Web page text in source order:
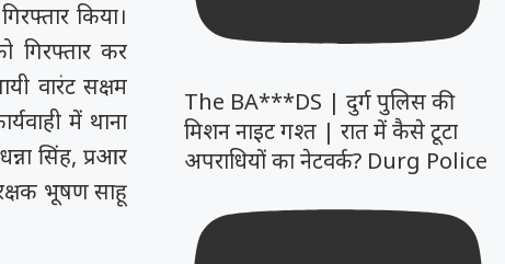
किया।
गिरफ्तार कर
वारंट सक्षम
में थाना
सिंह, प्रआर
भूषण साहू
The BA***DS | दुर्ग पुलिस की
मिशन नाइट गश्त | रात में कैसे टूटा
अपराधियों का नेटवर्क? Durg Police